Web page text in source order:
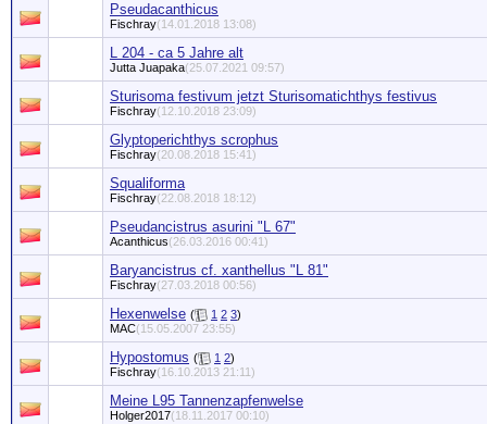
Pseudacanthicus
Fischray(14.01.2018 13:08)
L 204 - ca 5 Jahre alt
Jutta Juapaka(25.07.2021 09:57)
Sturisoma festivum jetzt Sturisomatichthys festivus
Fischray(12.10.2018 23:09)
Glyptoperichthys scrophus
Fischray(20.08.2018 15:41)
Squaliforma
Fischray(22.08.2018 18:12)
Pseudancistrus asurini "L 67"
Acanthicus(26.03.2016 00:41)
Baryancistrus cf. xanthellus "L 81"
Fischray(27.03.2018 00:56)
Hexenwelse ( 1 2 3)
MAC(15.05.2007 23:55)
Hypostomus ( 1 2)
Fischray(16.10.2013 21:11)
Meine L95 Tannenzapfenwelse
Holger2017(18.11.2017 00:10)